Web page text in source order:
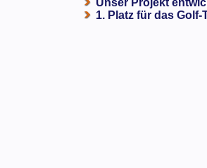
Unser Projekt
1. Platz für das